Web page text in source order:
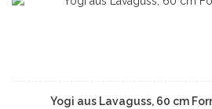
Yogi aus Lavaguss, 60 cm